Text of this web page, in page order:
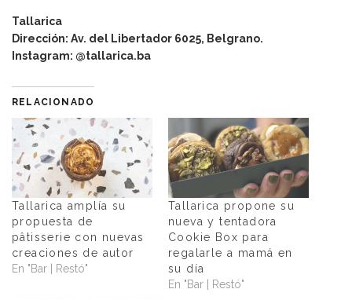
Tallarica
Dirección: Av. del Libertador 6025, Belgrano.
Instagram: @tallarica.ba
RELACIONADO
Tallarica amplía su
propuesta de
pâtisserie con nuevas
creaciones de autor
En "Bar | Restó"
Tallarica propone su
nueva y tentadora
Cookie Box para
regalarle a mamá en
su día
En "Bar | Restó"